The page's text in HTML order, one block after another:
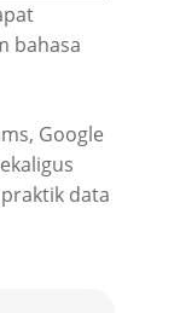
bahasa
Google
data